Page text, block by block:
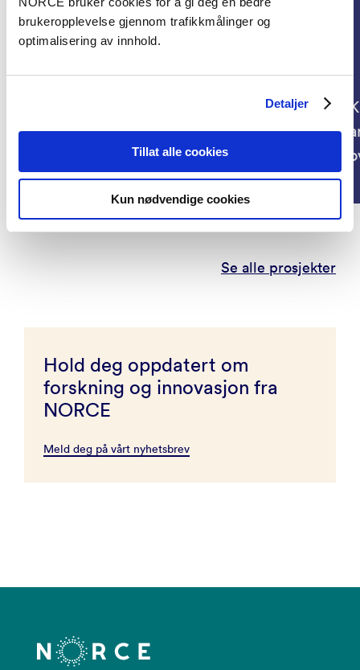
brukeropplevelse gjennom trafikkmålinger og
optimalisering av innhold.
Detaljer
Tillat alle cookies
Kun nødvendige cookies
The impacts of land use
shape democratic participation
and lived experience
(LANDSCAPE)
Se alle prosjekter
Hold deg oppdatert om
forskning og innovasjon fra
NORCE
Meld deg på vårt nyhetsbrev